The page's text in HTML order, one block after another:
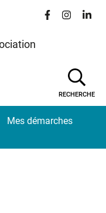
d'accessibilité
Lien vers le
Lien vers
Lien
RECHERCHE
Mes démarches